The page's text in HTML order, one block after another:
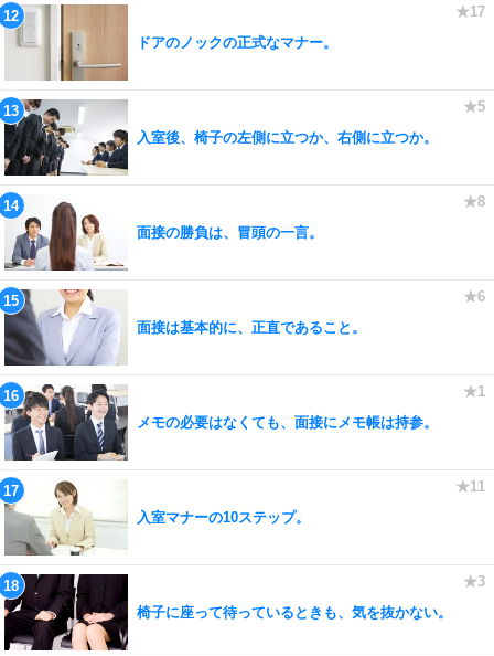
ドアのノックの正式なマナー。
入室後、椅子の左側に立つか、右側に立つか。
面接の勝負は、冒頭の一言。
面接は基本的に、正直であること。
メモの必要はなくても、面接にメモ帳は持参。
入室マナーの10ステップ。
椅子に座って待っているときも、気を抜かない。